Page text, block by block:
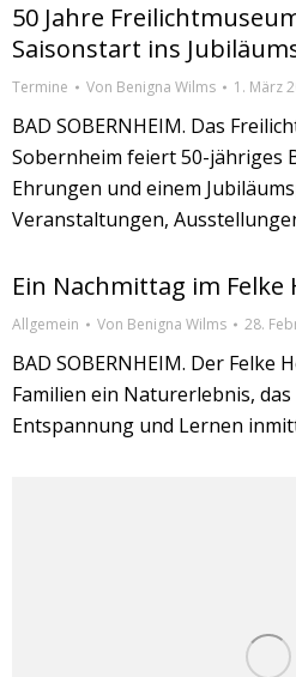
50 Jahre
Saisonstart ins
Termine Von Benigna Wilms 1. März
BAD SOBERNHEIM. Das
Sobernheim feiert 50-jähriges
Ehrungen und einem
Veranstaltungen,
Ein Nachmittag im
Allgemein Von Benigna Wilms 28.
BAD SOBERNHEIM. Der Felke
Familien ein Naturerlebnis,
Entspannung und Lernen